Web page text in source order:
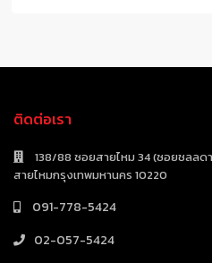
ติดต่อเรา
138/88 ซอยสายไหม 34 (ซอยชลลด
สายไหมกรุงเทพมหานคร 10220
091-778-5424
02-057-5424